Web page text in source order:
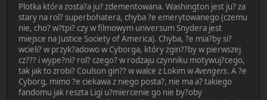
Plotka która zosta?a ju? zdementowana. Washington jest ju? za
stary na rol? superbohatera, chyba ?e emerytowanego (czemu
nie, cho? w?tpi? czy w filmowym universum Snydera jest
miejsce na Justice Society of America). Chyba, ?e mia?by si?
wcieli? w przyk?adowo w Cyborga, który zgin??by w pierwszej
cz??? i wype?ni? rol? czego? w rodzaju czynniku motywuj?cego,
tak jak to zrobi? Coulson gin?? w walce z Lokim wAvengers. A ?e
Cyborg, mimo ?e ciekawa z niego posta?, nie ma a? takiego
fandomu jak reszta Ligi u?miercenie go nie by?oby